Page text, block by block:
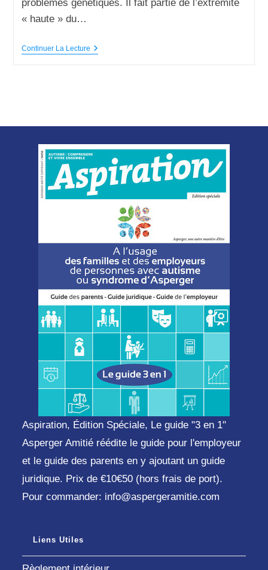
problèmes génétiques. Il fait partie de l’extrémité
« haute » du…
Continuer La Lecture
Aspiration, Édition Spéciale, Le guide "3 en 1"
Asperger Amitié réédite le guide pour l'employeur
et le guide des parents en y ajoutant un guide
juridique. Prix de €10€50 (hors frais de port).
Pour commander: info@aspergeramitie.com
Liens Utiles